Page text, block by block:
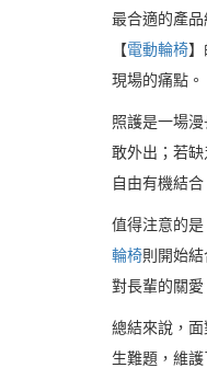
最合適的產
【電動輪椅】
現場的痛點。
照護是一場
敢外出；若
自由有機結
值得注意的
輪椅則開始
對長輩的關
總結來說，
生難題，維